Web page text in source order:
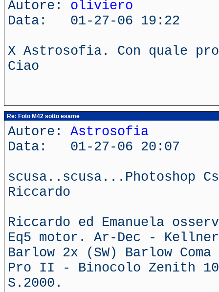
Autore: oliviero
Data: 01-27-06 19:22
X Astrosofia. Con quale
Ciao
Re: Foto M42 sotto esame
Autore: Astrosofia
Data: 01-27-06 20:07
scusa..scusa...Photoshop Cs
Riccardo
Riccardo ed Emanuela
Eq5 motor. Ar-Dec -
Barlow 2x (SW) Barlow
Pro II - Binocolo Zenith
S.2000.